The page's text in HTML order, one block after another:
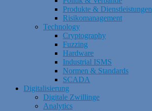
Produkte & Dienstleistungen
Risikomanagement
Technology
Cryptography
Fuzzing
Hardware
Industrial ISMS
Normen & Standards
SCADA
Digitalisierung
Digitale Zwillinge
Analytics